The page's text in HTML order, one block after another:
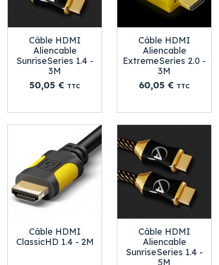
Câble HDMI
Aliencable
SunriseSeries 1.4 -
3M
Prix
50,05 € TTC
Câble HDMI
Aliencable
ExtremeSeries 2.0 -
3M
Prix
60,05 € TTC
Câble HDMI
ClassicHD 1.4 - 2M
Câble HDMI
Aliencable
SunriseSeries 1.4 -
5M